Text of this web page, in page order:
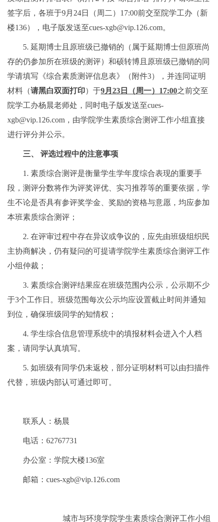
签字后，各班于9月24日（周二）17:00前交至院学工办（新
楼136），电子版发送至cues-xgb@vip.126.com。
5. 延期博士且原班级已撤销的（属于延期博士但原班尚
存的仍参加所在班级的测评）和硕转博且原班级已撤销的同
学请填写《综合素质测评信息表》（附件3），并连同证明
材料（请黑白双面打印）于9月23日（周一）17:00之前交至
院学工办杨晨老师处，同时电子版发送至cues-
xgb@vip.126.com，由学院学生素质综合测评工作小组直接
进行评分并公示。
三、 评选过程中的注意事项
1. 素质综合测评是衡量学生学年度综合表现的重要手
段，测评分数将作为评奖评优、实习推荐等的重要依据，学
生不论是否具有参评奖学金、奖励的资格与意愿，均应参加
本班素质综合测评；
2. 在评审过程中存在异议或争议的，应先由班级组织民
主协商解决，仍有疑问的可提请学院学生素质综合测评工作
小组仲裁；
3. 素质综合测评结果应在班级范围内公示，公示期不少
于3个工作日。班级范围每次公示均应设置截止时间并通知
到位，确保班级同学的知情权；
4. 学生综合信息管理系统中的填报材料会进入个人档
案，请同学认真填写。
5. 如班级有同学仍未返校，部分证明材料可以由扫描件
代替，班级内部认可通过即可。
联系人：杨晨
电话：62767731
办公室：学院大楼136室
邮箱：cues-xgb@vip.126.com
城市与环境学院学生素质综合测评工作小组